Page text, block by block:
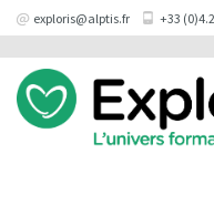
exploris@alptis.fr +33